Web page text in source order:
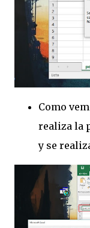
Como
realiza la
y se